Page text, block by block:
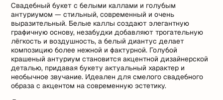
Свадебный букет с белыми каллами и голубым
антуриумом — стильный, современный и очень
выразительный. Белые каллы создают элегантную
графичную основу, незабудки добавляют трогательную
лёгкость и воздушность, а белый диантус делает
композицию более нежной и фактурной. Голубой
крашеный антуриум становится акцентной дизайнерской
деталью, придавая букету актуальный характер и
необычное звучание. Идеален для смелого свадебного
образа с акцентом на современную эстетику.